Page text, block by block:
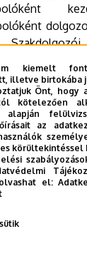
kiemelt
illetve birtokába
Önt, hogy
kötelezően
alapján
az
el:
2023-
ápolási
02. 16. 11:02